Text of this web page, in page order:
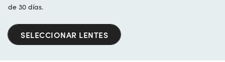
de 30 días.
SELECCIONAR LENTES